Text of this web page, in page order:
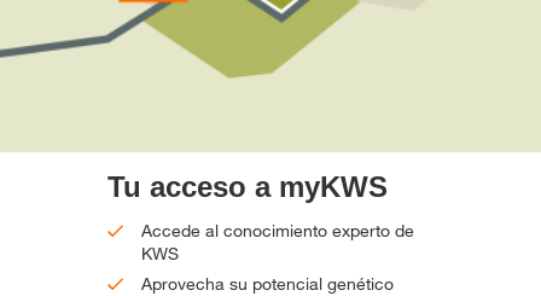
Tu acceso a myKWS
Accede al conocimiento experto de
KWS
Aprovecha su potencial genético